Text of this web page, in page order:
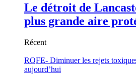
Le détroit de
plus grande aire
Récent
RQFE- Diminuer les rejets
aujourd’hui